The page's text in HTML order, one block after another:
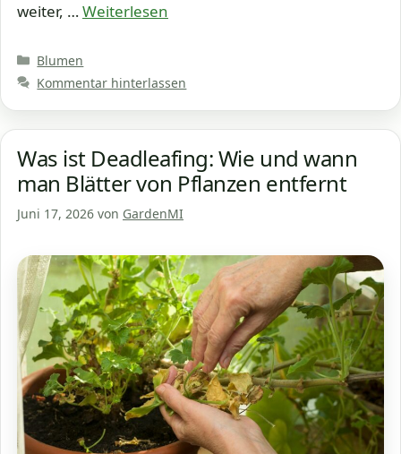
weiter, …Weiterlesen
Kategorien
Blumen
Kommentar hinterlassen
Was ist Deadleafing: Wie und wann
man Blätter von Pflanzen entfernt
Juni 17, 2026 von GardenMI